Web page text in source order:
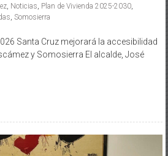
, Noticias Plan de Vivienda 2025-2030,
Somosierra
Santa Cruz mejorará la accesibilidad
y Somosierra El alcalde, José